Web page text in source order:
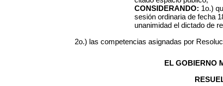
CONSIDERANDO: 1o.)
sesión ordinaria de fecha
unanimidad el dictado de
2o.) las competencias asignadas por
EL GOBIERNO